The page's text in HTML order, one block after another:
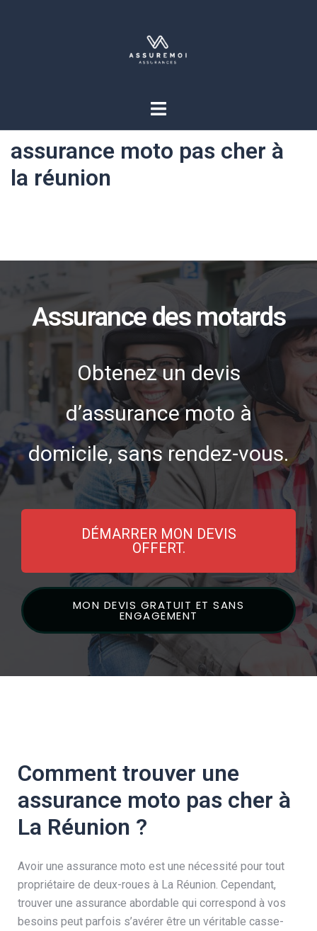
assurance moto pas cher à
la réunion
Assurance des motards
Obtenez un devis
d’assurance moto à
domicile, sans rendez-vous.
DÉMARRER MON DEVIS
OFFERT.
MON DEVIS GRATUIT ET SANS
ENGAGEMENT
Comment trouver une
assurance moto pas cher à
La Réunion ?
Avoir une assurance moto est une nécessité pour tout
propriétaire de deux-roues à La Réunion. Cependant,
trouver une assurance abordable qui correspond à vos
besoins peut parfois s’avérer être un véritable casse-